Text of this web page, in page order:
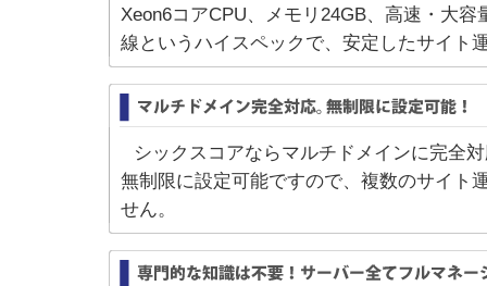
Xeon6コアCPU、メモリ24GB、高速・大容
線というハイスペックで、安定したサイト
シックスコアならマルチドメインに完全
無制限に設定可能ですので、複数のサイト
せん。